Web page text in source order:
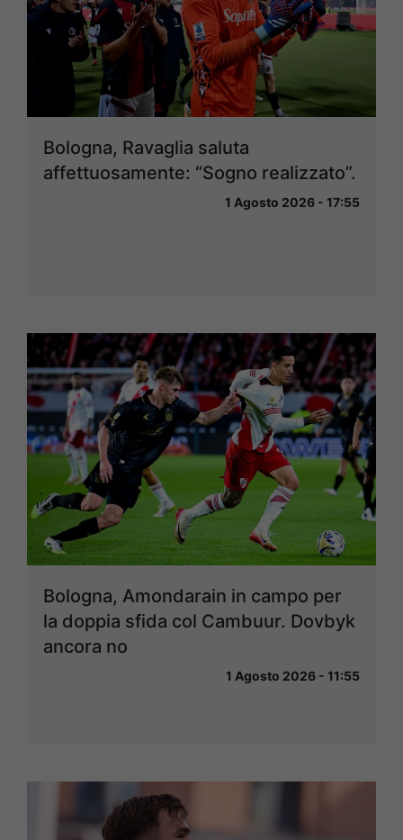
Bologna, Ravaglia saluta
affettuosamente: “Sogno realizzato”.
1 Agosto 2026 - 17:55
Bologna, Amondarain in campo per
la doppia sfida col Cambuur. Dovbyk
ancora no
1 Agosto 2026 - 11:55